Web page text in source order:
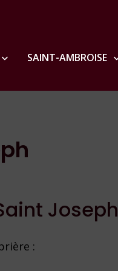
SAINT-AMBROISE
Joseph
: